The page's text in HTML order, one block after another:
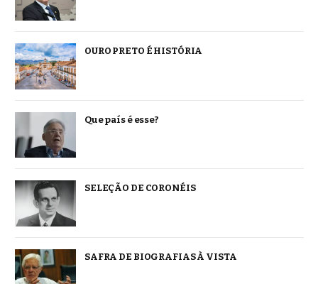
OURO PRETO É HISTÓRIA
Que país é esse?
SELEÇÃO DE CORONÉIS
SAFRA DE BIOGRAFIAS À VISTA